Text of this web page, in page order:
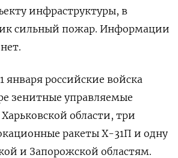
инфраструктуры, в
сильный пожар. Информации
января российские войска
зенитные управляемые
области, три
ракеты Х-31П и одну
и Запорожской областям.